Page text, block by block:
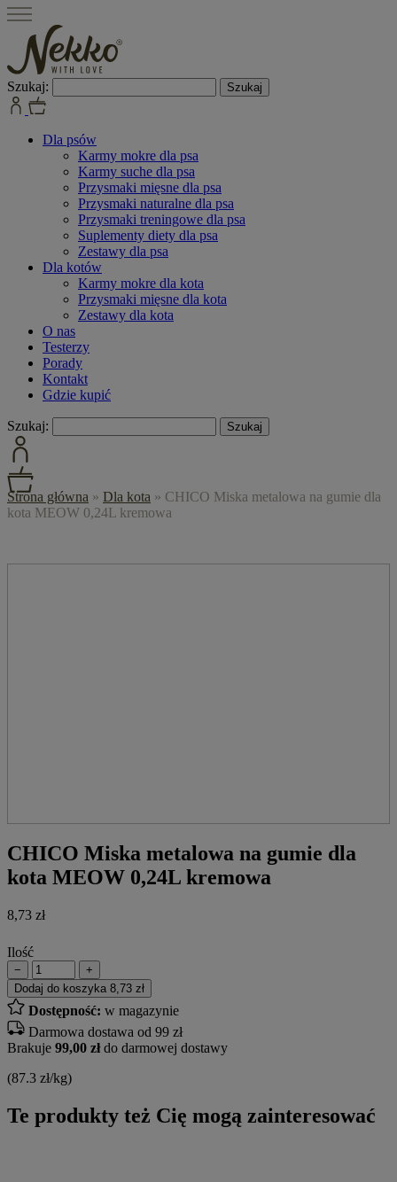
Szukaj:
Dla psów
Karmy mokre dla psa
Karmy suche dla psa
Przysmaki mięsne dla psa
Przysmaki naturalne dla psa
Przysmaki treningowe dla psa
Suplementy diety dla psa
Zestawy dla psa
Dla kotów
Karmy mokre dla kota
Przysmaki mięsne dla kota
Zestawy dla kota
O nas
Testerzy
Porady
Kontakt
Gdzie kupić
Szukaj:
Strona główna » Dla kota » CHICO Miska metalowa na gumie dla
kota MEOW 0,24L kremowa
CHICO Miska metalowa na gumie dla
kota MEOW 0,24L kremowa
8,73 zł
Ilość
−
+
Dodaj do koszyka 8,73 zł
Dostępność: w magazynie
Darmowa dostawa od 99 zł
Brakuje 99,00 złdo darmowej dostawy
(87.3 zł/kg)
Te produkty też Cię mogą zainteresować